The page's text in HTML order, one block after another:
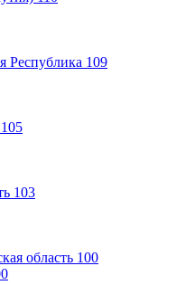
Республика 109
105
103
область 100